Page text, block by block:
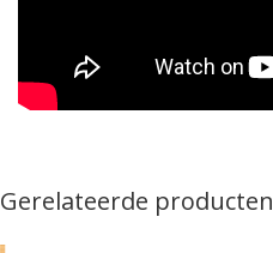
Gerelateerde producten